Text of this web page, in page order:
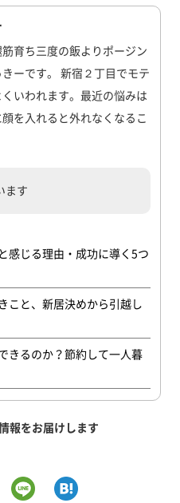
育ち三度の飯よりポージン
ーです。 新宿２丁目でモテ
いわれます。最近の悩みは
を入れると外れなくなるこ
ます
感じる理由・成功に導く5つ
こと、新居決めから引越し
きるのか？節約して一人暮
報をお届けします